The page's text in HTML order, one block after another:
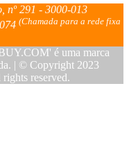
nº 291 - 3000-013
(Chamada para a rede fixa
é uma marca
| © Copyright 2023
reserved.